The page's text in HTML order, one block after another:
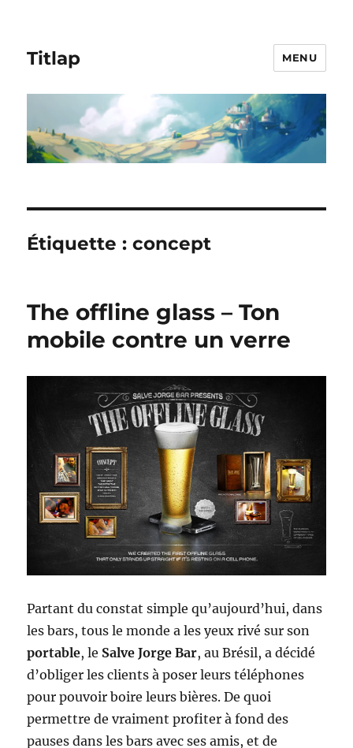
Titlap MENU
Étiquette :concept
The offline glass – Ton
mobile contre un verre
Partant du constat simple qu’aujourd’hui, dans
les bars, tous le monde a les yeux rivé sur son
portable, le Salve Jorge Bar, au Brésil, a décidé
d’obliger les clients à poser leurs téléphones
pour pouvoir boire leurs bières. De quoi
permettre de vraiment profiter à fond des
pauses dans les bars avec ses amis, et de